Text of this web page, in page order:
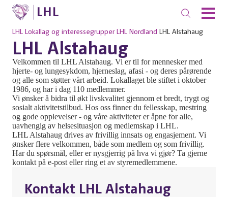
LHL Lokallag og interessegrupper LHL Nordland LHL Alstahaug
LHL Alstahaug
Velkommen til LHL Alstahaug. Vi er til for mennesker med
hjerte- og lungesykdom, hjerneslag, afasi - og deres pårørende
og alle som støtter vårt arbeid. Lokallaget ble stiftet i oktober
1986, og har i dag 110 medlemmer.
Vi ønsker å bidra til økt livskvalitet gjennom et bredt, trygt og
sosialt aktivitetstilbud. Hos oss finner du fellesskap, mestring
og gode opplevelser - og våre aktiviteter er åpne for alle,
uavhengig av helsesituasjon og medlemskap i LHL.
LHL Alstahaug drives av frivillig innsats og engasjement. Vi
ønsker flere velkommen, både som medlem og som frivillig.
Har du spørsmål, eller er nysgjerrig på hva vi gjør? Ta gjerne
kontakt på e-post eller ring et av styremedlemmene.
Kontakt LHL Alstahaug